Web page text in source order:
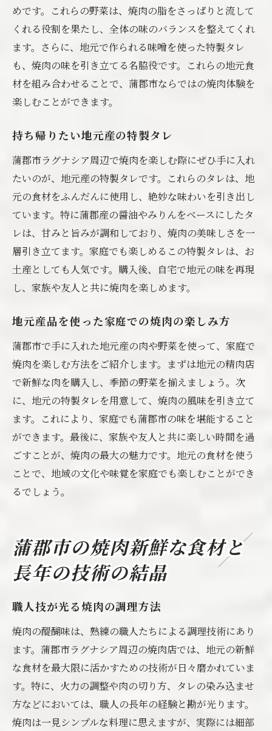
めです。これらの野菜は、焼肉の脂をさっぱりと流して
くれる役割を果たし、全体の味のバランスを整えてくれ
ます。さらに、地元で作られる味噌を使った特製タレ
も、焼肉の味を引き立てる名脇役です。これらの地元食
材を組み合わせることで、蒲郡市ならではの焼肉体験を
楽しむことができます。
持ち帰りたい地元産の特製タレ
蒲郡市ラグナシア周辺で焼肉を楽しむ際にぜひ手に入れ
たいのが、地元産の特製タレです。これらのタレは、地
元の食材をふんだんに使用し、絶妙な味わいを引き出し
ています。特に蒲郡産の醤油やみりんをベースにしたタ
レは、甘みと旨みが調和しており、焼肉の美味しさを一
層引き立てます。家庭でも楽しめるこの特製タレは、お
土産としても人気です。購入後、自宅で地元の味を再現
し、家族や友人と共に焼肉を楽しめます。
地元産品を使った家庭での焼肉の楽しみ方
蒲郡市で手に入れた地元産の肉や野菜を使って、家庭で
焼肉を楽しむ方法をご紹介します。まずは地元の精肉店
で新鮮な肉を購入し、季節の野菜を揃えましょう。次
に、地元の特製タレを用意して、焼肉の風味を引き立て
ます。これにより、家庭でも蒲郡市の味を堪能すること
ができます。最後に、家族や友人と共に楽しい時間を過
ごすことが、焼肉の最大の魅力です。地元の食材を使う
ことで、地域の文化や味覚を家庭でも楽しむことができ
るでしょう。
蒲郡市の焼肉新鮮な食材と
長年の技術の結晶
職人技が光る焼肉の調理方法
焼肉の醍醐味は、熟練の職人たちによる調理技術にあり
ます。蒲郡市ラグナシア周辺の焼肉店では、地元の新鮮
な食材を最大限に活かすための技術が日々磨かれていま
す。特に、火力の調整や肉の切り方、タレの染み込ませ
方などにおいては、職人の長年の経験と勘が光ります。
焼肉は一見シンプルな料理に思えますが、実際には細部